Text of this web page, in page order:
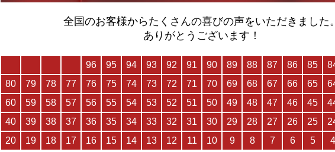
全国のお客様からたくさんの喜びの声をいただきました。
ありがとうございます！